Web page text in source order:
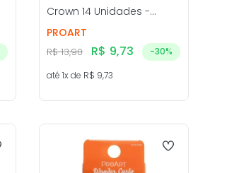
Crown 14 Unidades -
ProArt
PROART
R$ 13,90 R$ 9,73 -30%
até 1x de R$ 9,73